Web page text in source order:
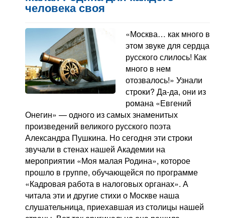
человека своя
«Москва… как много в
этом звуке для сердца
русского слилось! Как
много в нем
отозвалось!» Узнали
строки? Да-да, они из
романа «Евгений
Онегин» — одного из самых знаменитых
произведений великого русского поэта
Александра Пушкина. Но сегодня эти строки
звучали в стенах нашей Академии на
мероприятии «Моя малая Родина», которое
прошло в группе, обучающейся по программе
«Кадровая работа в налоговых органах». А
читала эти и другие стихи о Москве наша
слушательница, приехавшая из столицы нашей